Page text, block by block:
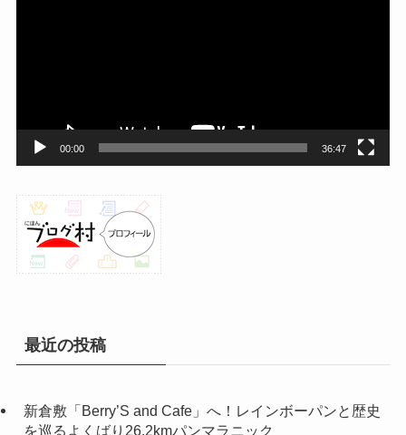
00:00 36:47
最近の投稿
新倉敷「Berry’S and Cafe」へ！レインボーパンと歴史
を巡るよくばり26.2kmパンマラニック